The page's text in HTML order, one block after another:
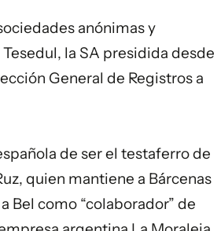
anónimas y
la SA presidida desde
General de Registros a
de ser el testaferro de
quien mantiene a Bárcenas
Bel como “colaborador” de